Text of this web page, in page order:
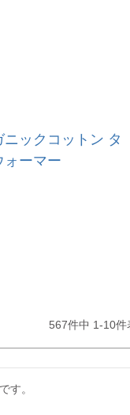
ニックコットン タ
ォーマー
567件中 1-10件
す。